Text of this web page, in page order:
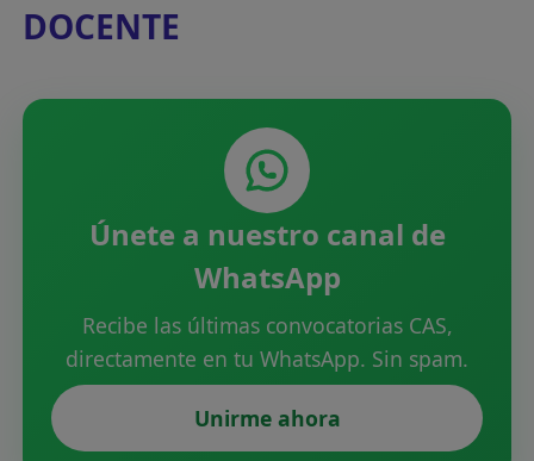
DOCENTE
Únete a nuestro canal de
WhatsApp
Recibe las últimas convocatorias CAS,
directamente en tu WhatsApp. Sin spam.
Unirme ahora